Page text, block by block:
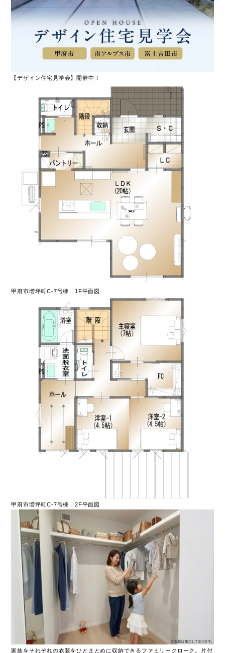
【デザイン住宅見学会】開催中！
甲府市増坪町C-7号棟 1F平面図
甲府市増坪町C-7号棟 2F平面図
家族をそれぞれの衣装をひとまとめに収納できるファミリークローク。片付